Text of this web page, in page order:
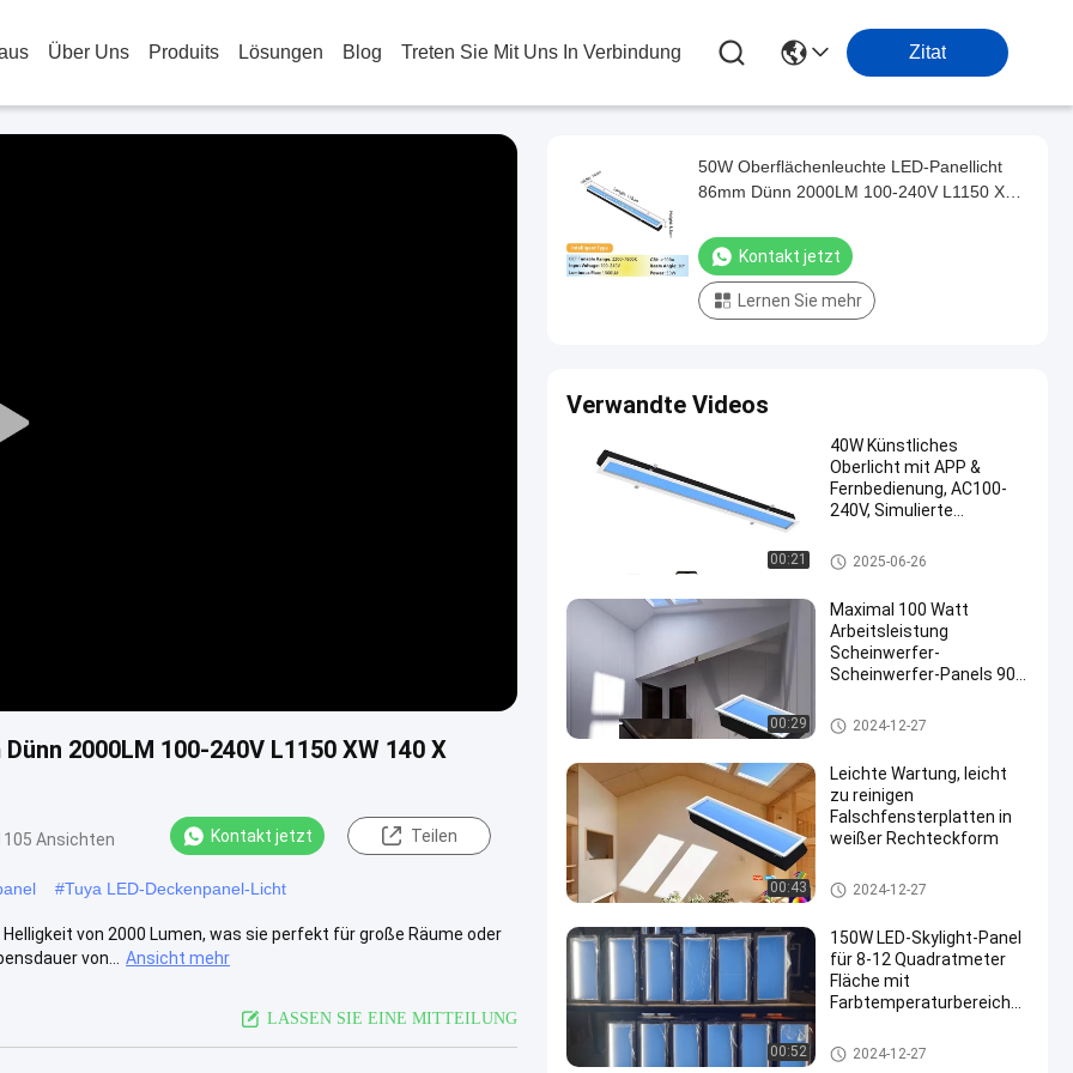
Über Uns Produits Lösungen Blog Treten Sie Mit Uns In Verbindung Zitat
Play
2000LM 100-240V L1150 XW 140 X
Ansichten Kontakt jetzt Teilen
#Tuya LED-Deckenpanel-Licht
von 2000 Lumen, was sie perfekt für große Räume oder
von...
Ansicht mehr
LASSEN SIE EINE MITTEILUNG
50W Oberflächenleuchte LED-Panellicht
86mm Dünn 2000LM 100-240V L1150 XW
Kontakt jetzt
Lernen Sie mehr
Verwandte Videos
00:21
40W Künstliches
Oberlicht mit APP &
Fernbedienung, AC100-
240V, Simulierte
untergang
Geführtes Deckenverkleidungs
-Licht
2025-06-26
00:29
Maximal 100 Watt
Arbeitsleistung
Scheinwerfer-
Scheinwerfer-Panels 90%
Kundenanforderungen
Faux-Oberlicht-Platten
2024-12-27
00:43
Leichte Wartung, leicht
zu reinigen
Falschfensterplatten in
weißer Rechteckform
Faux-Oberlicht-Platten
2024-12-27
00:52
150W LED-Skylight-Panel
für 8-12 Quadratmeter
Fläche mit
Farbtemperaturbereich
LED-Oberlichtpanel
2024-12-27